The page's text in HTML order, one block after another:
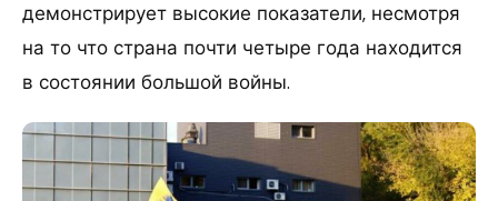
демонстрирует высокие показатели, несмотря
на то что страна почти четыре года находится
в состоянии большой войны.